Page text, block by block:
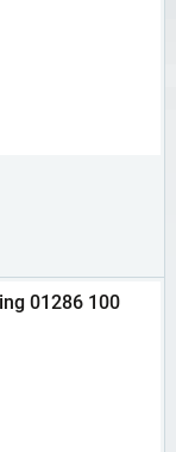
01286 100